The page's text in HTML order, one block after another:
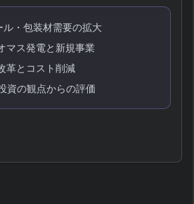
ル・包装材需要の拡大
マス発電と新規事業
革とコスト削減
資の観点からの評価